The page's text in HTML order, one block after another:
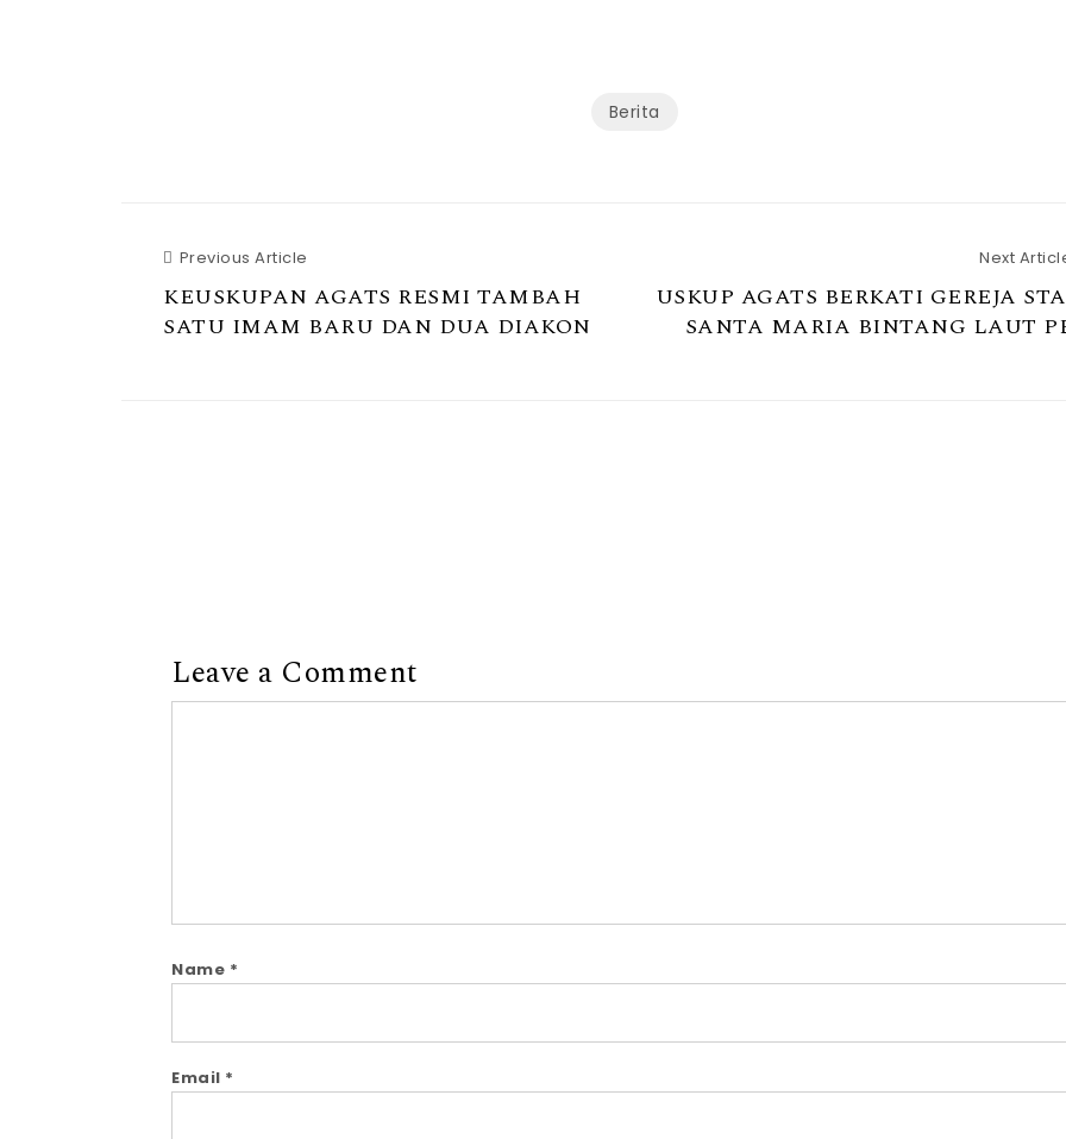
Berita
Previous Article
KEUSKUPAN AGATS RESMI TAMBAH
SATU IMAM BARU DAN DUA DIAKON
Next
USKUP AGATS BERKATI GEREJA
SANTA MARIA BINTANG LAUT
Leave a Comment
Name *
Email *